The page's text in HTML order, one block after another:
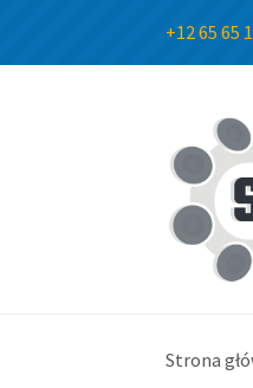
+12 65 65
Przejdź
do
nawigacji
Przejdź
do
treści
Strona